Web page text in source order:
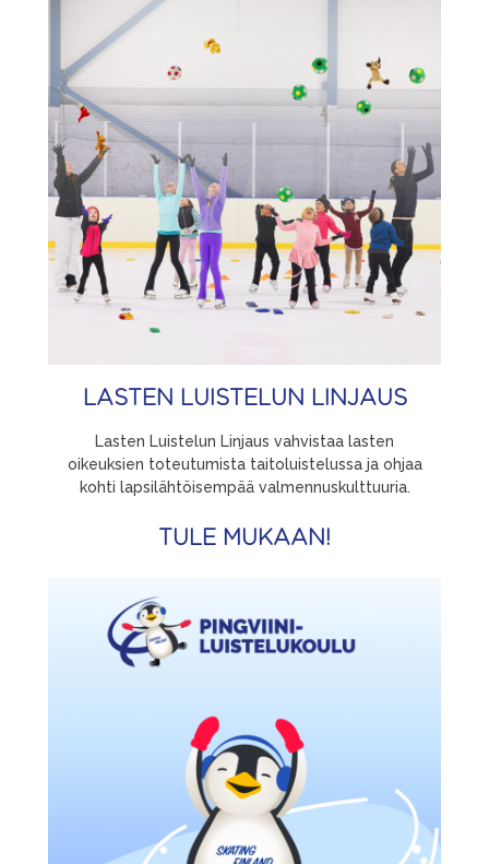
LASTEN LUISTELUN LINJAUS
Lasten Luistelun Linjaus vahvistaa lasten
oikeuksien toteutumista taitoluistelussa ja ohjaa
kohti lapsilähtöisempää valmennuskulttuuria.
TULE MUKAAN!